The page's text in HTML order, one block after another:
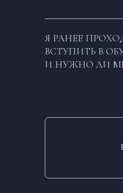
Я РАНЕЕ
ВСТУПИТЬ В
И НУЖНО ЛИ